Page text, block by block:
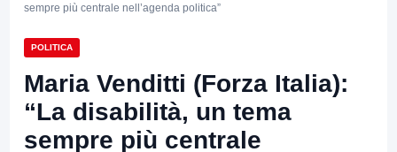
sempre più centrale nell’agenda politica”
POLITICA
Maria Venditti (Forza Italia):
“La disabilità, un tema
sempre più centrale